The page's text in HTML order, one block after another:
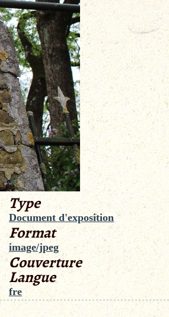
Type
Document d'exposition
Format
image/jpeg
Couverture
Langue
fre